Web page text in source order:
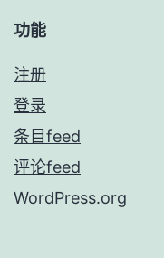
功能
注册
登录
条目feed
评论feed
WordPress.org